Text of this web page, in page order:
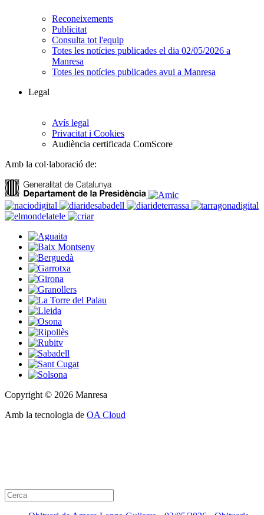
Reconeixements
Publicitat
Consulta tot l'equip
Totes les notícies publicades el dia 02/05/2026 a
Manresa
Totes les notícies publicades avui a Manresa
Legal
Avís legal
Privacitat i Cookies
Audiència certificada ComScore
Amb la col·laboració de:
Copyright © 2026 Manresa
Amb la tecnologia de OA Cloud